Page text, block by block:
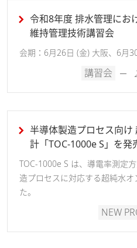
令和8年度 排水管理にお
維持管理技術講習会
会期：6月26日 (金) 大阪、6月
講習会
半導体製造プロセス向
計「TOC-1000e S」を発
TOC-1000e S は、導電率測定
造プロセスに対応する超純水
た。
NEW